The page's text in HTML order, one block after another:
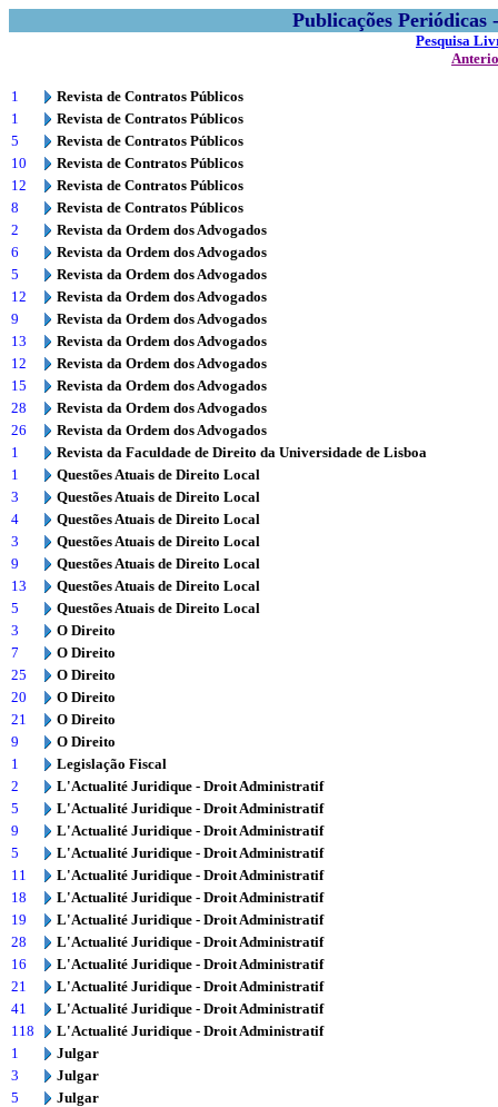
Publicações
Pesquisa
1
Revista de Contratos Públicos
1
Revista de Contratos Públicos
5
Revista de Contratos Públicos
10
Revista de Contratos Públicos
12
Revista de Contratos Públicos
8
Revista de Contratos Públicos
2
Revista da Ordem dos Advogados
6
Revista da Ordem dos Advogados
5
Revista da Ordem dos Advogados
12
Revista da Ordem dos Advogados
9
Revista da Ordem dos Advogados
13
Revista da Ordem dos Advogados
12
Revista da Ordem dos Advogados
15
Revista da Ordem dos Advogados
28
Revista da Ordem dos Advogados
26
Revista da Ordem dos Advogados
1
Revista da Faculdade de Direito da Universidade de Lisboa
1
Questões Atuais de Direito Local
3
Questões Atuais de Direito Local
4
Questões Atuais de Direito Local
3
Questões Atuais de Direito Local
9
Questões Atuais de Direito Local
13
Questões Atuais de Direito Local
5
Questões Atuais de Direito Local
3
O Direito
7
O Direito
25
O Direito
20
O Direito
21
O Direito
9
O Direito
1
Legislação Fiscal
2
L'Actualité Juridique - Droit Administratif
5
L'Actualité Juridique - Droit Administratif
9
L'Actualité Juridique - Droit Administratif
5
L'Actualité Juridique - Droit Administratif
11
L'Actualité Juridique - Droit Administratif
18
L'Actualité Juridique - Droit Administratif
19
L'Actualité Juridique - Droit Administratif
28
L'Actualité Juridique - Droit Administratif
16
L'Actualité Juridique - Droit Administratif
21
L'Actualité Juridique - Droit Administratif
41
L'Actualité Juridique - Droit Administratif
118
L'Actualité Juridique - Droit Administratif
1
Julgar
3
Julgar
5
Julgar